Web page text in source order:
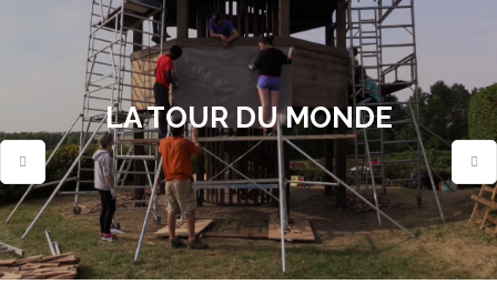
LA TOUR DU MONDE